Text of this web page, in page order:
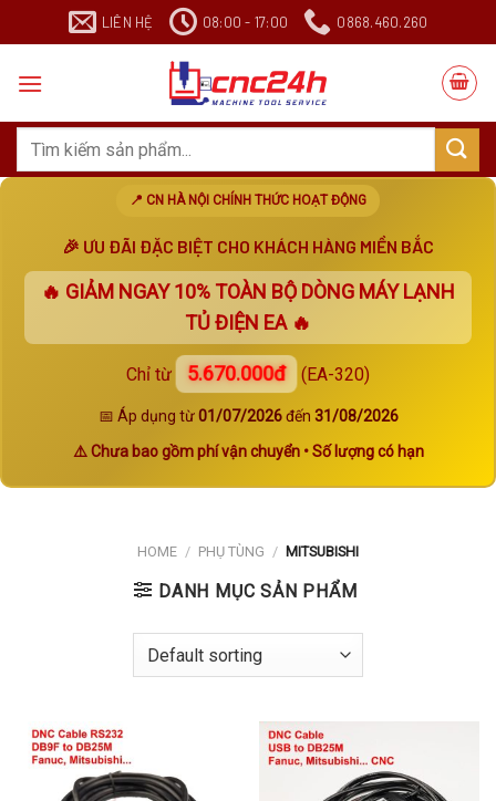
đến
dung
LIÊN HỆ 08:00 - 17:00 0868.460.260
Search
📍 CN HÀ NỘI CHÍNH THỨC HOẠT ĐỘNG
🎉 ƯU ĐÃI ĐẶC BIỆT CHO KHÁCH HÀNG MIỀN BẮC
🔥 GIẢM NGAY10% TOÀN BỘ DÒNG MÁY LẠNH
TỦ ĐIỆN EA 🔥
Chỉ từ 5.670.000đ (EA-320)
📅 Áp dụng từ01/07/2026đến 31/08/2026
⚠️ Chưa bao gồm phí vận chuyển • Số lượng có hạn
HOME / PHỤ TÙNG / MITSUBISHI
DANH MỤC SẢN PHẨM